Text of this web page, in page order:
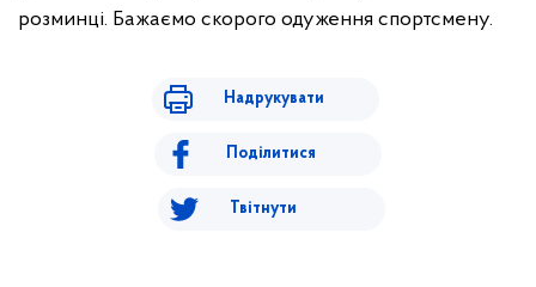
розминці. Бажаємо скорого одуження спортсмену.
Надрукувати
Поділитися
Твітнути